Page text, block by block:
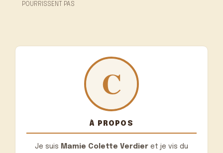
POURRISSENT PAS
À PROPOS
Je suis Mamie Colette Verdier et je vis du